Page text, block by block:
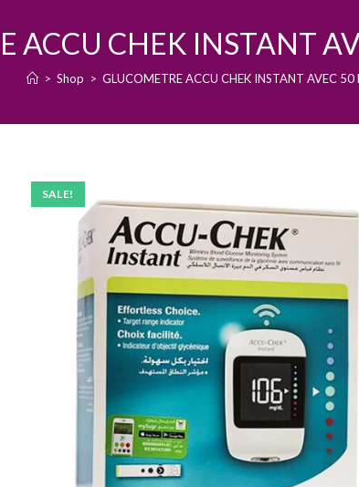
ACCU CHEK INSTANT
> Shop > GLUCOMETRE ACCU CHEK INSTANT AVEC 50
SALE!